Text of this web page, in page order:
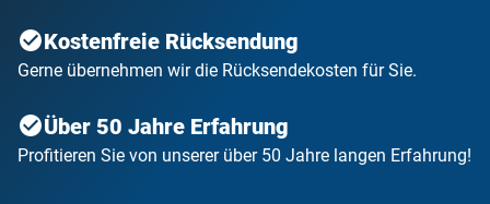
Kostenfreie Rücksendung
Gerne übernehmen wir die Rücksendekosten für Sie.
Über 50 Jahre Erfahrung
Profitieren Sie von unserer über 50 Jahre langen Erfahrung!